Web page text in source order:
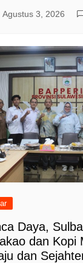
Agustus 3, 2026
Daya,
dan Kopi
dan